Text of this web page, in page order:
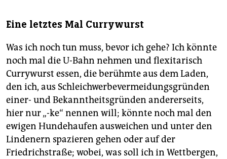
Eine letztes Mal Currywurst
Was ich noch tun muss, bevor ich gehe? Ich könnte
noch mal die U-Bahn nehmen und flexitarisch
Currywurst essen, die berühmte aus dem Laden,
den ich, aus Schleichwerbevermeidungsgründen
einer- und Bekanntheitsgründen andererseits,
hier nur „-ke“ nennen will; könnte noch mal den
ewigen Hundehaufen ausweichen und unter den
Lindenern spazieren gehen oder auf der
Friedrichstraße; wobei, was soll ich in Wettbergen,